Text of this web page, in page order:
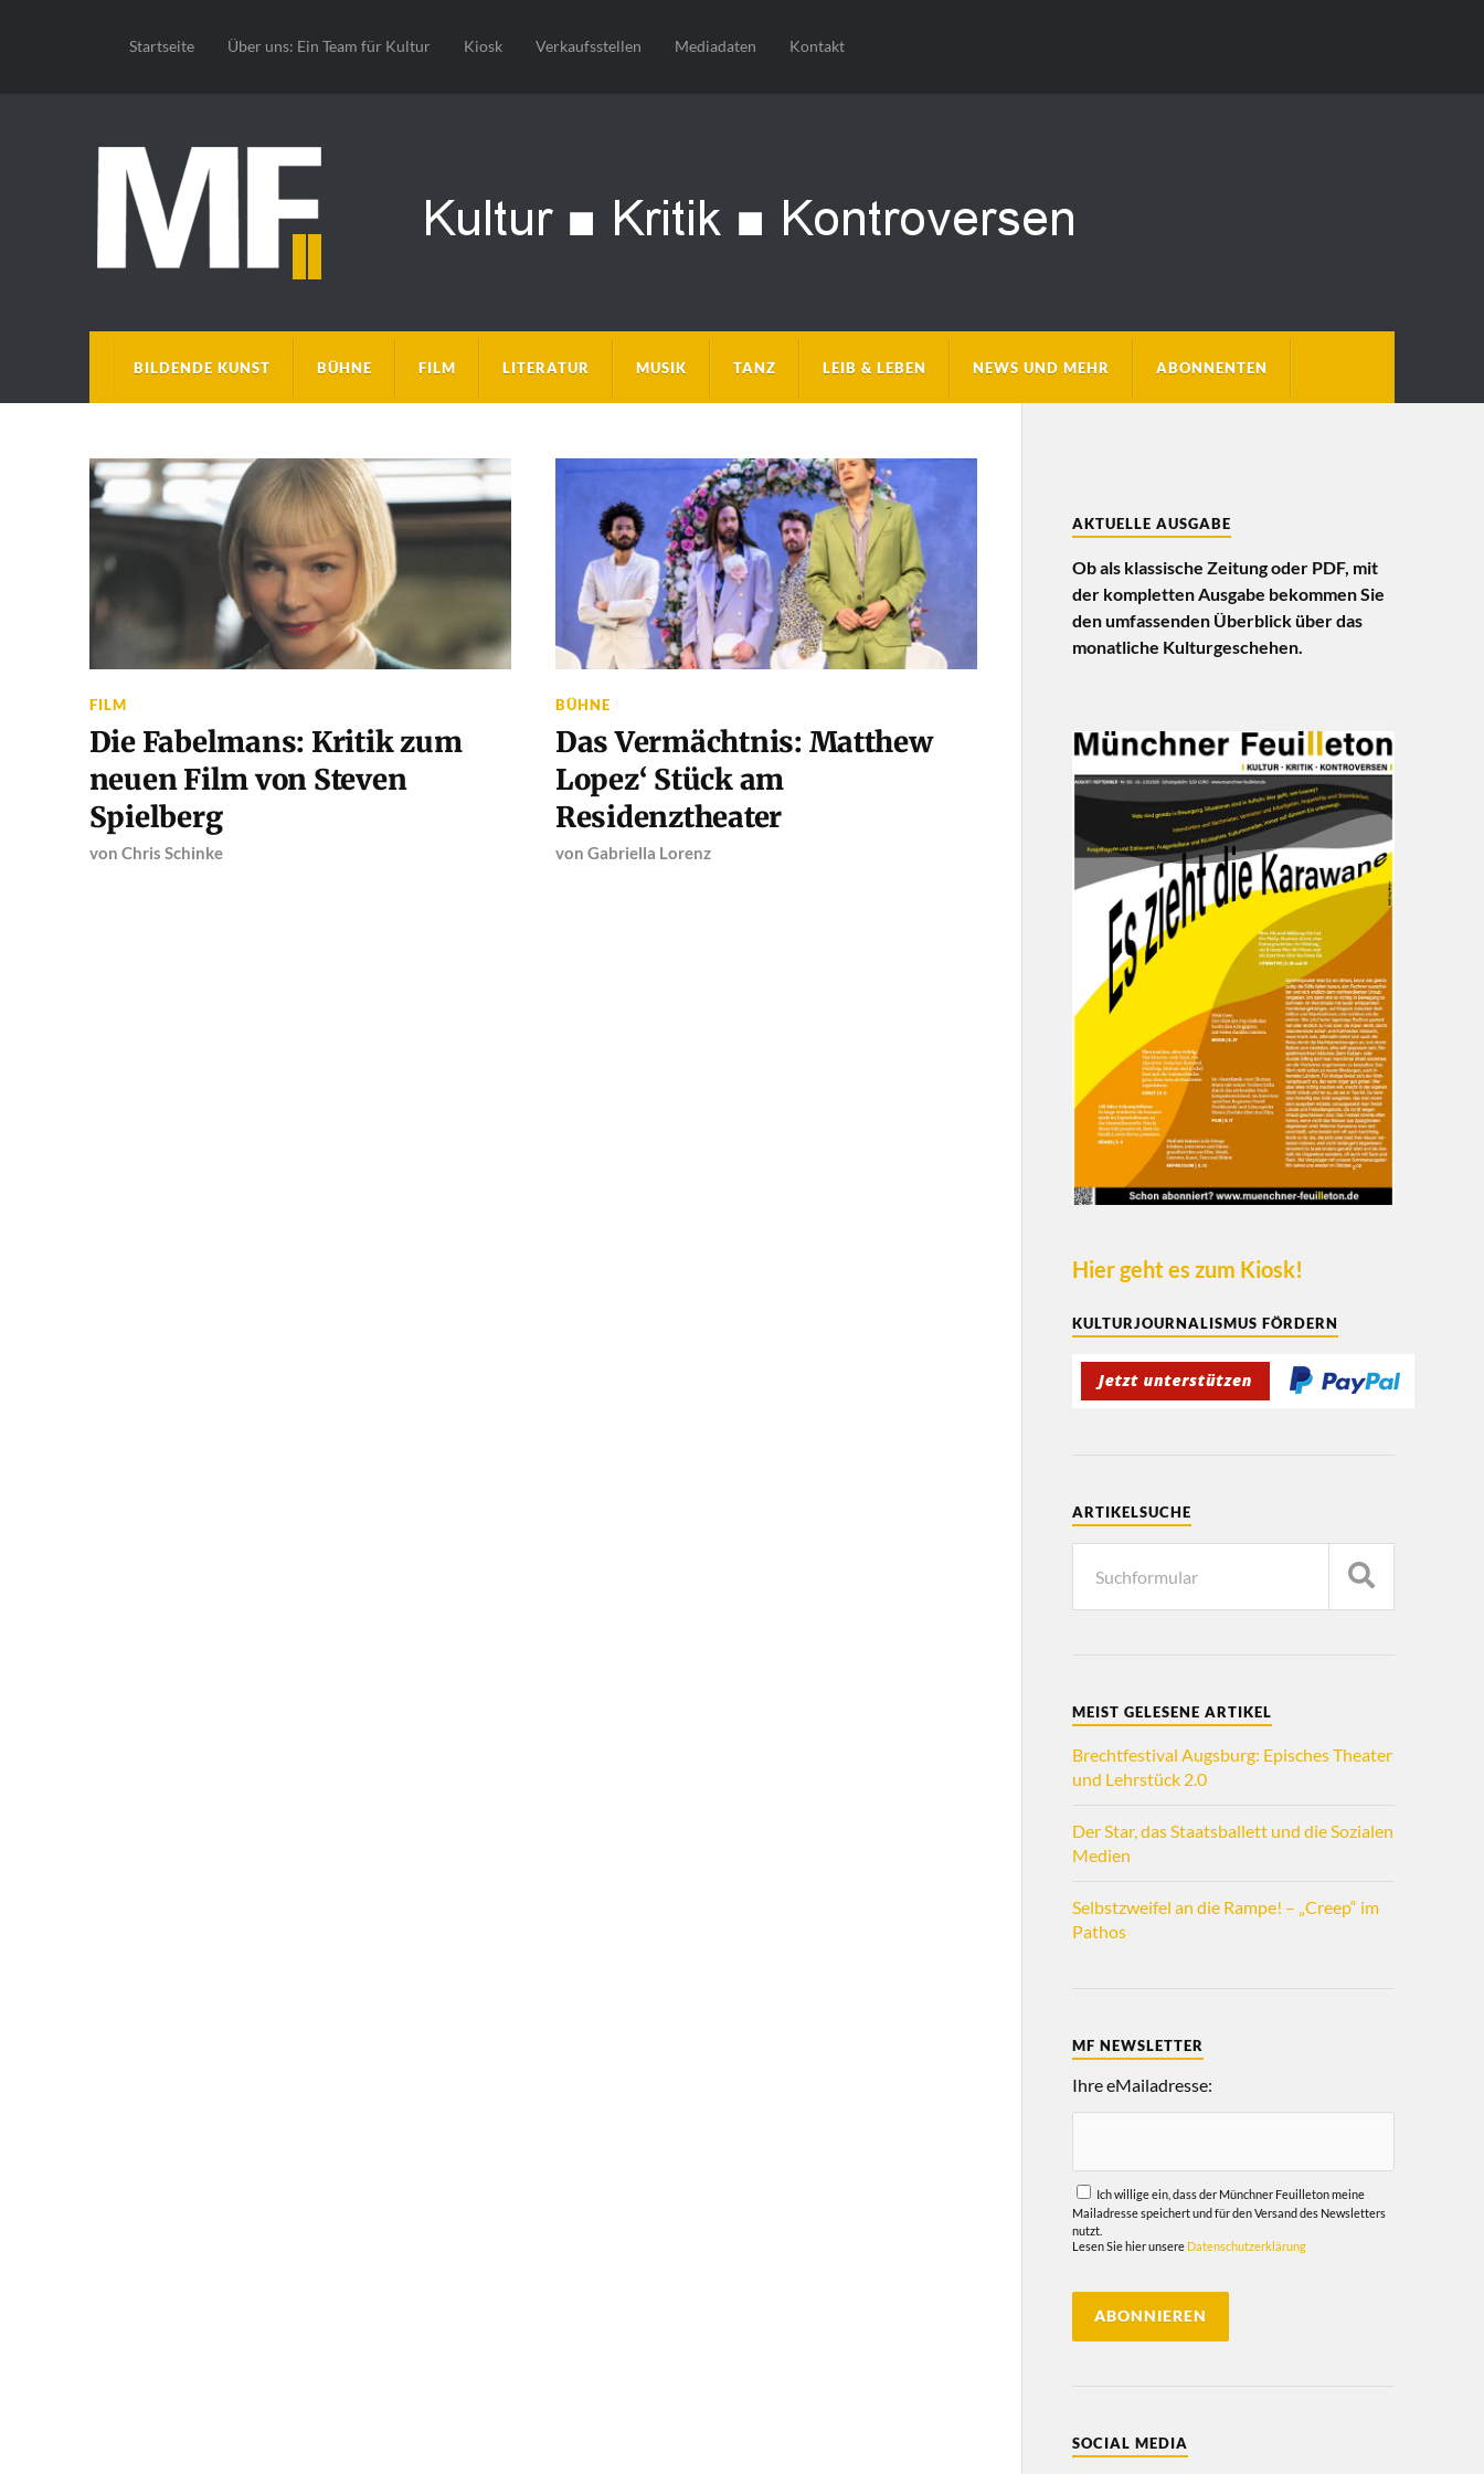
Startseite Über uns: Ein Team für Kultur Kiosk Verkaufsstellen Mediadaten Kontakt
BILDENDE KUNST BÜHNE FILM LITERATUR MUSIK TANZ LEIB & LEBEN NEWS UND MEHR ABONNENTEN
FILM
Die Fabelmans: Kritik zum
neuen Film von Steven
Spielberg
von Chris Schinke
BÜHNE
Das Vermächtnis: Matthew
Lopez‘ Stück am
Residenztheater
von Gabriella Lorenz
AKTUELLE AUSGABE
Ob als klassische Zeitung oder PDF, mit
der kompletten Ausgabe bekommen Sie
den umfassenden Überblick über das
monatliche Kulturgeschehen.
Hier geht es zum Kiosk!
KULTURJOURNALISMUS FÖRDERN
ARTIKELSUCHE
MEIST GELESENE ARTIKEL
Brechtfestival Augsburg: Episches Theater
und Lehrstück 2.0
Der Star, das Staatsballett und die Sozialen
Medien
Selbstzweifel an die Rampe! – „Creep“ im
Pathos
MF NEWSLETTER
Ihre eMailadresse:
Ich willige ein, dass der Münchner Feuilleton meine
Mailadresse speichert und für den Versand des Newsletters
nutzt.
Lesen Sie hier unsere Datenschutzerklärung
SOCIAL MEDIA